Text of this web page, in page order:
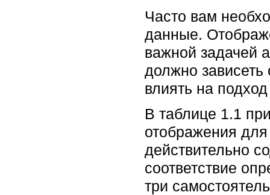
Часто вам
данные.
важной задачей
должно
влиять на
В таблице 1.1
отображения
действительно
соответствие
три